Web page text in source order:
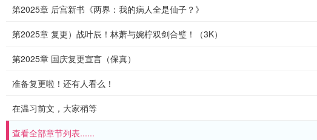
第2025章 后宫新书《两界：我的病人全是仙子？》
第2025章 复更）战叶辰！林萧与婉柠双剑合璧！（3K）
第2025章 国庆复更宣言（保真）
准备复更啦！还有人看么！
在温习前文，大家稍等
查看全部章节列表......